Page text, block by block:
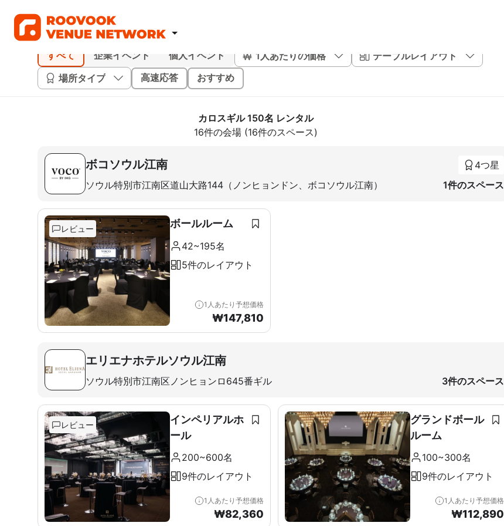
すべて 企業イベント 個人イベント 1人あたりの価格
テーブルレイアウト
場所タイプ
高速応答 おすすめ
カロスギル 150名 レンタル
16件の会場 (16件のスペース)
ボコソウル江南
ソウル特別市江南区道山大路144（ノンヒョンドン、ボコソウル江南）
4つ星
1件のスペース
レビュー ボールルーム
42~195名
5件のレイアウト
1人あたり予想価格
₩147,810
エリエナホテルソウル江南
ソウル特別市江南区ノンヒョンロ645番ギル 3件のスペース
レビュー
インペリアルホ
ール
200~600名
9件のレイアウト
1人あたり予想価格
₩82,360
グランドボール
ルーム
100~300名
9件のレイアウト
1人あたり予想価格
₩112,890